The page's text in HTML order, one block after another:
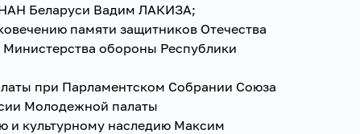
Беларуси Вадим ЛАКИЗА;
памяти защитников Отечества
обороны Республики
при Парламентском Собрании Союза
Молодежной палаты
и культурному наследию Максим